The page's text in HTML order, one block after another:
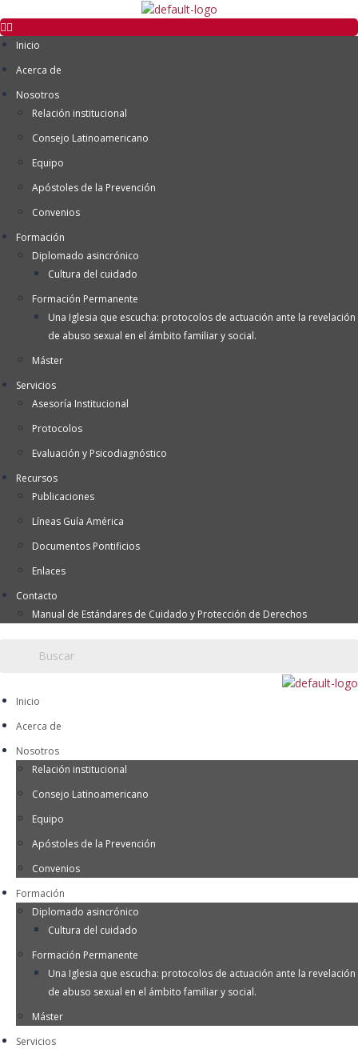
Inicio
Acerca de
Nosotros
Relación institucional
Consejo Latinoamericano
Equipo
Apóstoles de la Prevención
Convenios
Formación
Diplomado asincrónico
Cultura del cuidado
Formación Permanente
Una Iglesia que escucha: protocolos de actuación ante la revelación
de abuso sexual en el ámbito familiar y social.
Máster
Servicios
Asesoría Institucional
Protocolos
Evaluación y Psicodiagnóstico
Recursos
Publicaciones
Líneas Guía América
Documentos Pontificios
Enlaces
Contacto
Manual de Estándares de Cuidado y Protección de Derechos
Inicio
Acerca de
Nosotros
Relación institucional
Consejo Latinoamericano
Equipo
Apóstoles de la Prevención
Convenios
Formación
Diplomado asincrónico
Cultura del cuidado
Formación Permanente
Una Iglesia que escucha: protocolos de actuación ante la revelación
de abuso sexual en el ámbito familiar y social.
Máster
Servicios